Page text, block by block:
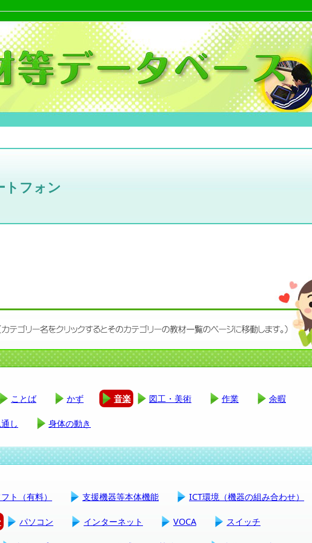
トフォン
ことば かず 音楽 図工・美術 作業 余暇
し 身体の動き
ト（有料） 支援機器等本体機能 ICT環境（機器の組み合わせ）
パソコン インターネット VOCA スイッチ